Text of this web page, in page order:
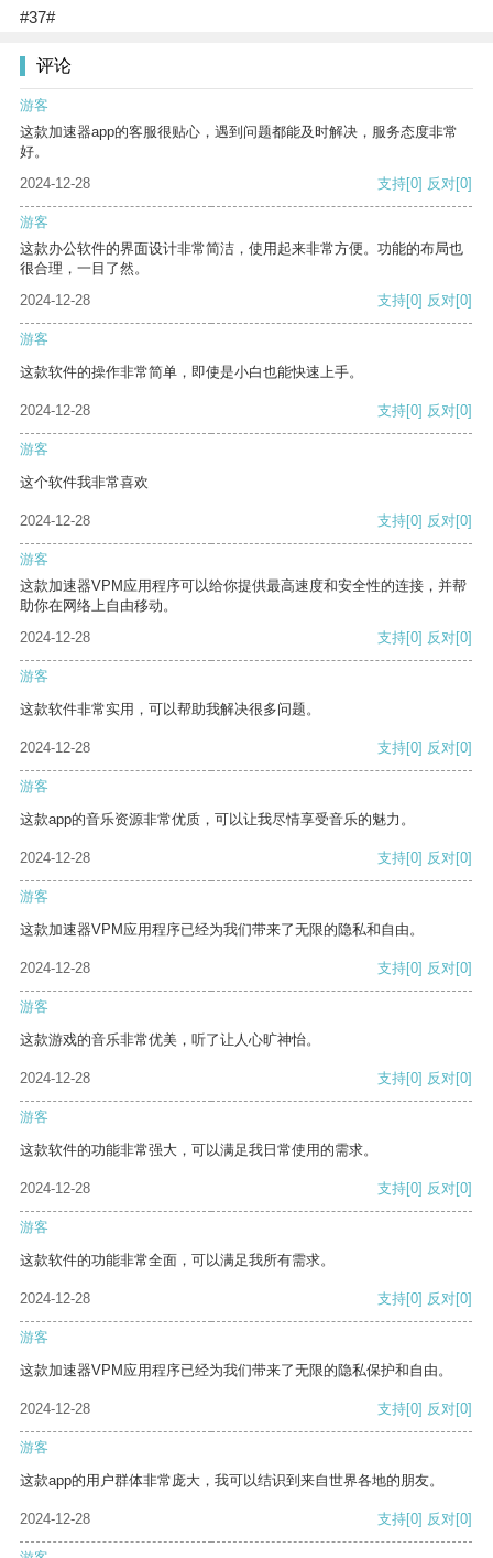
#37#
评论
游客
这款加速器app的客服很贴心，遇到问题都能及时解决，服务态度非常
好。
2024-12-28
支持[0] 反对[0]
游客
这款办公软件的界面设计非常简洁，使用起来非常方便。功能的布局也
很合理，一目了然。
2024-12-28
支持[0] 反对[0]
游客
这款软件的操作非常简单，即使是小白也能快速上手。
2024-12-28 支持[0] 反对[0]
游客
这个软件我非常喜欢
2024-12-28 支持[0] 反对[0]
游客
这款加速器VPM应用程序可以给你提供最高速度和安全性的连接，并帮
助你在网络上自由移动。
2024-12-28
支持[0] 反对[0]
游客
这款软件非常实用，可以帮助我解决很多问题。
2024-12-28 支持[0] 反对[0]
游客
这款app的音乐资源非常优质，可以让我尽情享受音乐的魅力。
2024-12-28 支持[0] 反对[0]
游客
这款加速器VPM应用程序已经为我们带来了无限的隐私和自由。
2024-12-28 支持[0] 反对[0]
游客
这款游戏的音乐非常优美，听了让人心旷神怡。
2024-12-28 支持[0] 反对[0]
游客
这款软件的功能非常强大，可以满足我日常使用的需求。
2024-12-28 支持[0] 反对[0]
游客
这款软件的功能非常全面，可以满足我所有需求。
2024-12-28 支持[0] 反对[0]
游客
这款加速器VPM应用程序已经为我们带来了无限的隐私保护和自由。
2024-12-28 支持[0] 反对[0]
游客
这款app的用户群体非常庞大，我可以结识到来自世界各地的朋友。
2024-12-28 支持[0] 反对[0]